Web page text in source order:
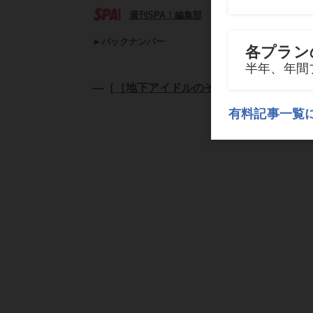
週刊SPA！編集部
バックナンバー
―［ ［地下アイドルのその後］を大追跡